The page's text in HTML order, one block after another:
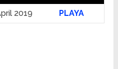
2019 PLAYA